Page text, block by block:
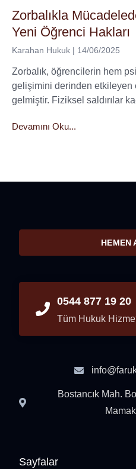
Zorbalıkla
Yeni Öğrenci Hakları
Karahan Hukuk 14/06/2025
Zorbalık, öğrencilerin hem
gelişimini derinden etkileyen
gelmiştir. Fiziksel saldırılar
Devamını Oku...
Sayfalar
HEMEN
0544 877 19 20
Tüm Hukuk
Bostancık Mah.